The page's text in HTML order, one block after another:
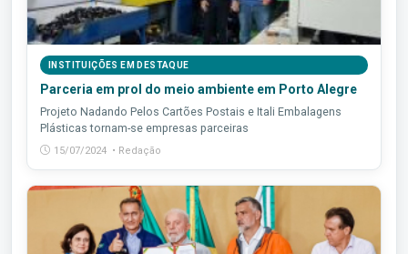
INSTITUIÇÕES EM DESTAQUE
Parceria em prol do meio ambiente em Porto Alegre
Projeto Nadando Pelos Cartões Postais e Itali Embalagens
Plásticas tornam-se empresas parceiras
15/07/2024 • Redação